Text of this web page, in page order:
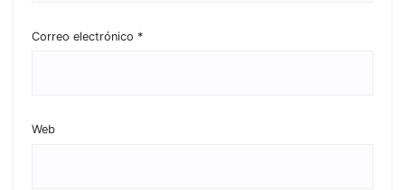
Correo electrónico *
Web